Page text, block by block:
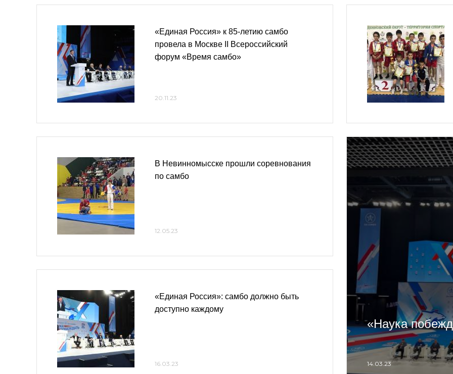
«Единая Россия» к 85-летию самбо
провела в Москве II Всероссийский
форум «Время самбо»
20.11.23
В Невинномысске прошли соревнования
по самбо
12.05.23
«Единая Россия»: самбо должно быть
доступно каждому
16.03.23
«Наука
14.03.23